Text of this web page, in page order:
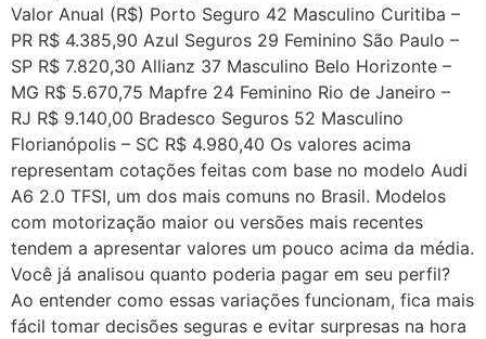
Valor Anual (R$) Porto Seguro 42 Masculino Curitiba –
PR R$ 4.385,90 Azul Seguros 29 Feminino São Paulo –
SP R$ 7.820,30 Allianz 37 Masculino Belo Horizonte –
MG R$ 5.670,75 Mapfre 24 Feminino Rio de Janeiro –
RJ R$ 9.140,00 Bradesco Seguros 52 Masculino
Florianópolis – SC R$ 4.980,40 Os valores acima
representam cotações feitas com base no modelo Audi
A6 2.0 TFSI, um dos mais comuns no Brasil. Modelos
com motorização maior ou versões mais recentes
tendem a apresentar valores um pouco acima da média.
Você já analisou quanto poderia pagar em seu perfil?
Ao entender como essas variações funcionam, fica mais
fácil tomar decisões seguras e evitar surpresas na hora